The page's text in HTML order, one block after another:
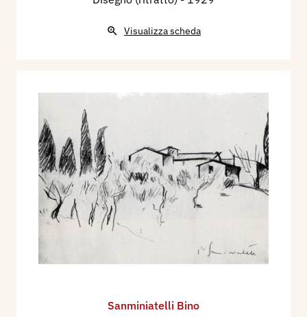
Visualizza scheda
Sanminiatelli Bino